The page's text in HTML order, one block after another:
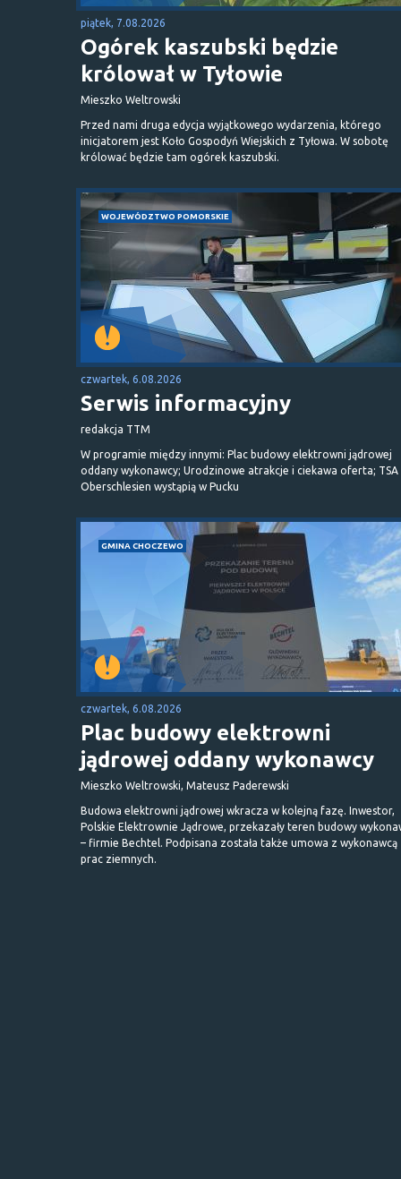
piątek, 7.08.2026
Ogórek kaszubski będzie
królował w Tyłowie
Mieszko Weltrowski
Przed nami druga edycja wyjątkowego wydarzenia, którego
inicjatorem jest Koło Gospodyń Wiejskich z Tyłowa. W sobotę
królować będzie tam ogórek kaszubski.
WOJEWÓDZTWO POMORSKIE
czwartek, 6.08.2026
Serwis informacyjny
redakcja TTM
W programie między innymi: Plac budowy elektrowni jądrowej
oddany wykonawcy; Urodzinowe atrakcje i ciekawa oferta; TSA
Oberschlesien wystąpią w Pucku
GMINA CHOCZEWO
czwartek, 6.08.2026
Plac budowy elektrowni
jądrowej oddany wykonawcy
Mieszko Weltrowski, Mateusz Paderewski
Budowa elektrowni jądrowej wkracza w kolejną fazę. Inwestor,
Polskie Elektrownie Jądrowe, przekazały teren budowy
– firmie Bechtel. Podpisana została także umowa z wykonawcą
prac ziemnych.